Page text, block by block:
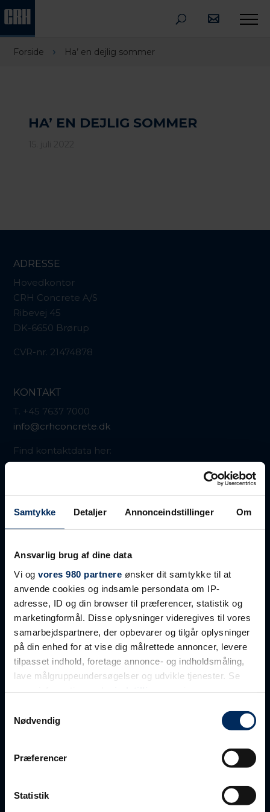
Samtykke Detaljer Annonceindstillinger Om
Ansvarlig brug af dine data
Vi og vores 980 partnere ønsker dit samtykke til at
anvende cookies og indsamle persondata om IP-
adresse, ID og din browser til præferencer, statistik og
marketingformål. Disse oplysninger videregives til vores
samarbejdspartnere, der opbevarer og tilgår oplysninger
på din enhed for at vise dig målrettede annoncer, levere
tilpasset indhold, foretage annonce- og indholdsmåling,
lave målgruppeundersøgelser og udvikle tjenester. Se
tilbage eller ændre indstillinger fra vores
"Cookiedeklaration", eller ved at trykke på "Privacy
Vi bruger primært cookies til webanalyse med henblik på at
Nødvendig
Præferencer
Statistik
Forside › Ha’ en dejlig sommer
HA’ EN DEJLIG SOMMER
ADRESSE
Hovedkontor
CRH Concrete A/S
Ribevej 45
DK-6650 Brørup
CVR-nr. 21474878
KONTAKT
T. +45 7637 7000
info@crhconcrete.dk
Find kontaktdata her:
Kontakt os
Kontakt os
Ledige job
Projektering
Aftalebetingelser
PRODUKTER
Betonvægge
Letbetonvægge
Bjælker
Trapper